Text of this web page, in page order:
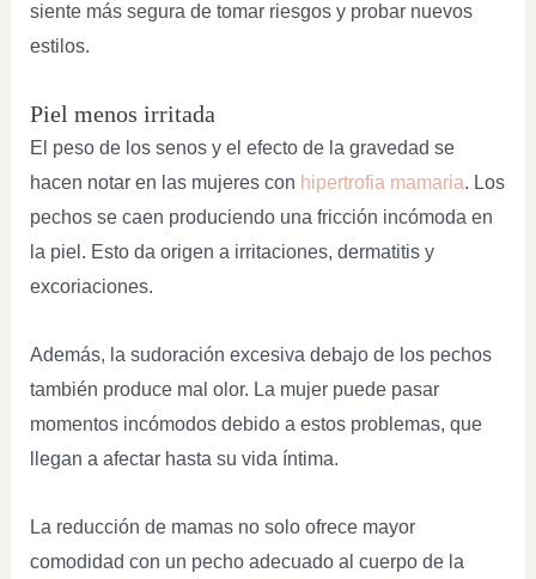
siente más segura de tomar riesgos y probar nuevos
estilos.
Piel menos irritada
El peso de los senos y el efecto de la gravedad se
hacen notar en las mujeres con hipertrofia mamaria. Los
pechos se caen produciendo una fricción incómoda en
la piel. Esto da origen a irritaciones, dermatitis y
excoriaciones.
Además, la sudoración excesiva debajo de los pechos
también produce mal olor. La mujer puede pasar
momentos incómodos debido a estos problemas, que
llegan a afectar hasta su vida íntima.
La reducción de mamas no solo ofrece mayor
comodidad con un pecho adecuado al cuerpo de la